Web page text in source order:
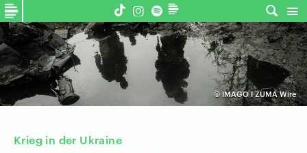
©IMAGO I ZUMA Wire
Krieg in der Ukraine